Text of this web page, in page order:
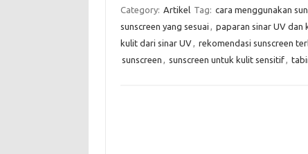
Category: Artikel Tag: cara menggunakan
sunscreen yang sesuai , paparan sinar UV dan
kulit dari sinar UV, rekomendasi sunscreen
sunscreen , sunscreen untuk kulit sensitif,